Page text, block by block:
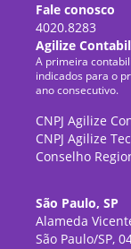
Fale conosco
4020.8283
Agilize
A primeira
indicados para o
ano consecutivo.
CNPJ Agilize
CNPJ Agilize
Conselho
São Paulo, SP
Alameda
São Paulo/SP,